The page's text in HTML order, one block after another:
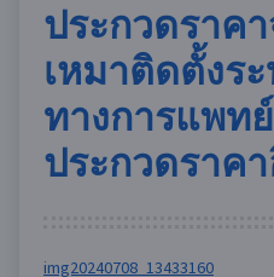
ประกวดราค
เหมาติดตั้งร
ทางการแพท
ประกวดราค
img20240708_13433160